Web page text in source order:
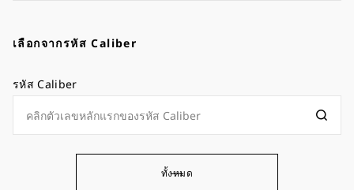
เลือกจากรหัส Caliber
รหัส Caliber
ทั้งหมด